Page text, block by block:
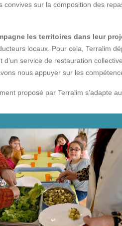
convives sur la composition des
les territoires dans leur
locaux. Pour cela, Terralim
d’un service de restauration
nous appuyer sur les
proposé par Terralim s’adapte